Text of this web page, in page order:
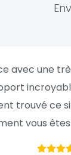
avec une
trouvé ce
vous